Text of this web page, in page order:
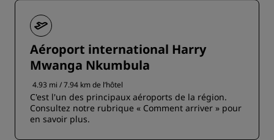
Aéroport international Harry
Mwanga Nkumbula
4.93 mi / 7.94 km de l’hôtel
C'est l'un des principaux aéroports de la région.
Consultez notre rubrique « Comment arriver » pour
en savoir plus.